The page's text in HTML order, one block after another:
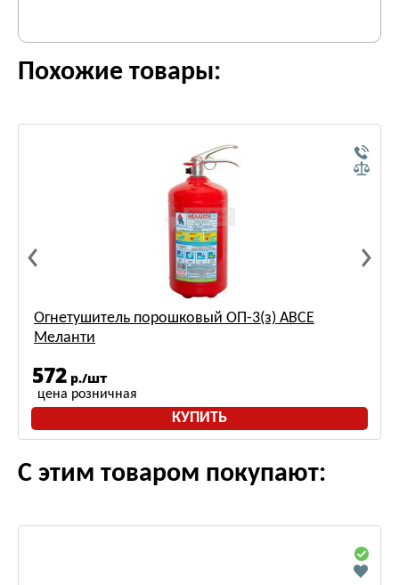
Похожие товары:
Огнетушитель порошковый ОП-3(з) АВСЕ
Меланти
572 р./шт
цена розничная
КУПИТЬ
С этим товаром покупают: